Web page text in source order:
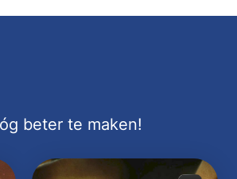
beter te maken!